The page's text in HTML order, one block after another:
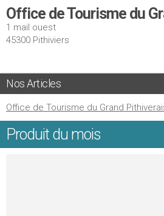
Office de Tourisme du
1 mail ouest
45300 Pithiviers
Nos Articles
Office de Tourisme du Grand
Produit du mois